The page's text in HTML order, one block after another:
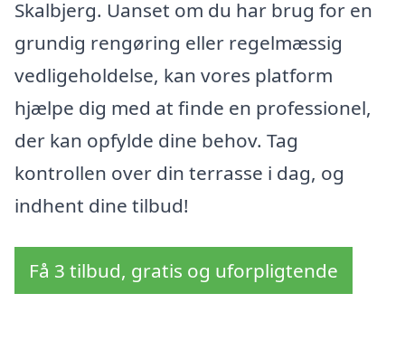
Skalbjerg. Uanset om du har brug for en
grundig rengøring eller regelmæssig
vedligeholdelse, kan vores platform
hjælpe dig med at finde en professionel,
der kan opfylde dine behov. Tag
kontrollen over din terrasse i dag, og
indhent dine tilbud!
Få 3 tilbud, gratis og uforpligtende